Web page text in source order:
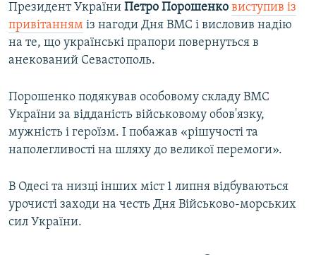
Президент України Петро Порошенко виступив із
привітанням із нагоди Дня ВМС і висловив надію
на те, що українські прапори повернуться в
анекований Севастополь.
Порошенко подякував особовому складу ВМС
України за відданість військовому обов'язку,
мужність і героїзм. І побажав «рішучості та
наполегливості на шляху до великої перемоги».
В Одесі та низці інших міст 1 липня відбуваються
урочисті заходи на честь Дня Військово-морських
сил України.